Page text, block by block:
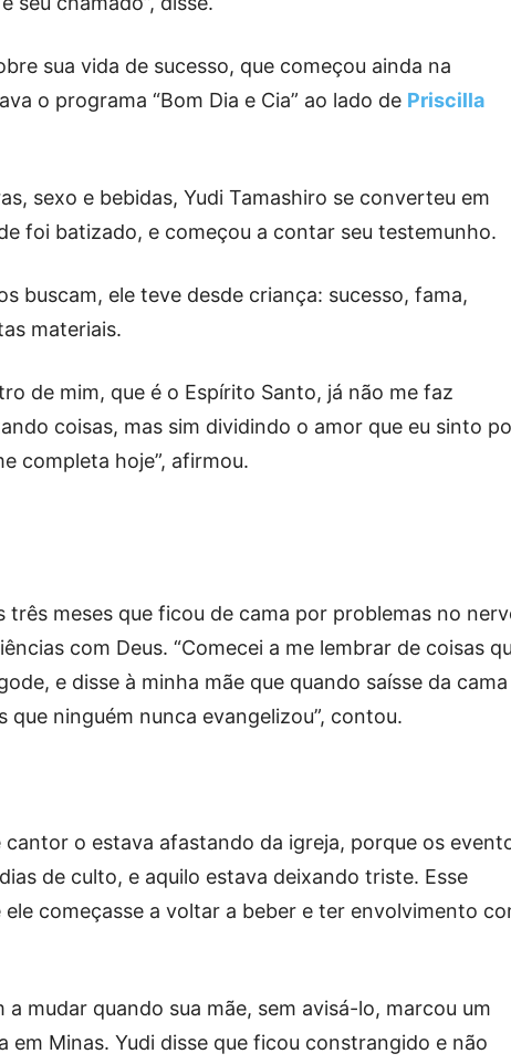
sua vida de sucesso, que começou ainda na
o programa “Bom Dia e Cia” ao lado de Priscilla
sexo e bebidas, Yudi Tamashiro se converteu em
foi batizado, e começou a contar seu testemunho.
buscam, ele teve desde criança: sucesso, fama,
materiais.
de mim, que é o Espírito Santo, já não me faz
coisas, mas sim dividindo o amor que eu sinto
completa hoje”, afirmou.
três meses que ficou de cama por problemas no
com Deus. “Comecei a me lembrar de coisas
e disse à minha mãe que quando saísse da cama
que ninguém nunca evangelizou”, contou.
cantor o estava afastando da igreja, porque os
de culto, e aquilo estava deixando triste. Esse
começasse a voltar a beber e ter envolvimento
a mudar quando sua mãe, sem avisá-lo, marcou um
em Minas. Yudi disse que ficou constrangido e não